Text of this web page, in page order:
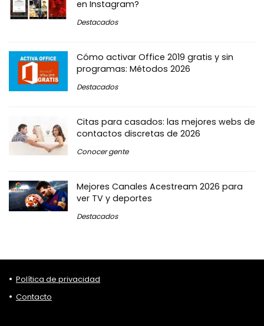
en Instagram?
Destacados
Cómo activar Office 2019 gratis y sin
programas: Métodos 2026
Destacados
Citas para casados: las mejores webs de
contactos discretas de 2026
Conocer gente
Mejores Canales Acestream 2026 para
ver TV y deportes
Destacados
Política de privacidad
Contacto